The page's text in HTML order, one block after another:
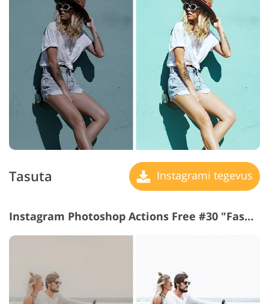
Tasuta Instagrami tegevus
Instagram Photoshop Actions Free #30 "Fashion Matte"